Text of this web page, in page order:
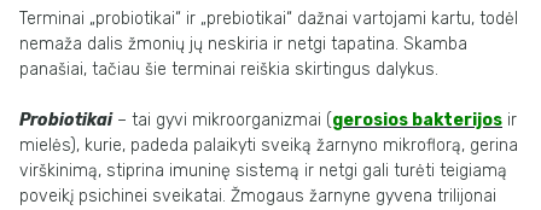
Terminai „probiotikai“ ir „prebiotikai“ dažnai vartojami kartu, todėl
nemaža dalis žmonių jų neskiria ir netgi tapatina. Skamba
panašiai, tačiau šie terminai reiškia skirtingus dalykus.
Probiotikai– tai gyvi mikroorganizmai (gerosios bakterijos ir
mielės), kurie, padeda palaikyti sveiką žarnyno mikroflorą, gerina
virškinimą, stiprina imuninę sistemą ir netgi gali turėti teigiamą
poveikį psichinei sveikatai. Žmogaus žarnyne gyvena trilijonai